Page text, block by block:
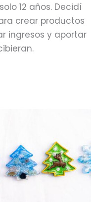
12 años. Decidí
crear productos
ingresos y aportar